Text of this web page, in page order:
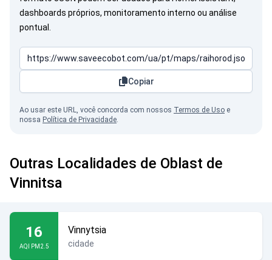
dashboards próprios, monitoramento interno ou análise
pontual.
Copiar
Ao usar este URL, você concorda com nossos Termos de Uso e
nossa Política de Privacidade.
Outras Localidades de Oblast de
Vinnitsa
16
AQI PM2.5
Vinnytsia
cidade